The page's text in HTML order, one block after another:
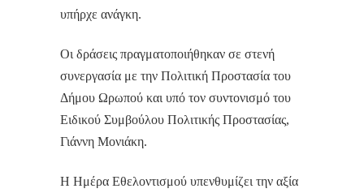
υπήρχε ανάγκη.
Οι δράσεις πραγματοποιήθηκαν σε στενή
συνεργασία με την Πολιτική Προστασία του
Δήμου Ωρωπού και υπό τον συντονισμό του
Ειδικού Συμβούλου Πολιτικής Προστασίας,
Γιάννη Μονιάκη.
Η Ημέρα Εθελοντισμού υπενθυμίζει την αξία